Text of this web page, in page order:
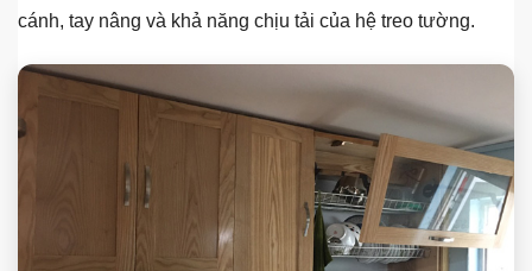
cánh, tay nâng và khả năng chịu tải của hệ treo tường.